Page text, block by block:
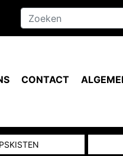
CONTACT